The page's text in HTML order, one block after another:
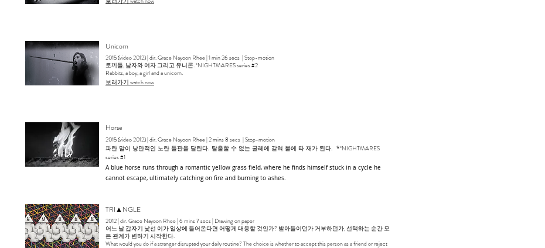
Unicorn
2015 (video 2012) | dir. Grace Nayoon Rhee | 1 min 26 secs | Stop-motion
토끼들, 남자와 여자 그리고 유니콘. *NIGHTMARES series #2
Rabbits, a boy, a girl and a unicorn.
보러가기 watch now
Horse
2015 (video 2012) | dir. Grace Nayoon Rhee | 2 mins 8 secs | Stop-motion
파란 말이 낭만적인 노란 들판을 달린다. 탈출할 수 없는 굴레에 갇혀 불에 타 재가 된다. **NIGHTMARES
series #1
A blue horse runs through a romantic yellow grass field, where he finds himself stuck in a cycle he
cannot escape, ultimately catching on fire and burning to ashes.
TRI▲NGLE
2012 | dir. Grace Nayoon Rhee | 6 mins 7 secs | Drawing on paper
어느 날 갑자기 낯선 이가 일상에 들어온다면 어떻게 대응할 것인가? 받아들이던가 거부하던가, 선택하는 순간 모
든 관계가 변하기 시작한다.
What would you do if a stranger disrupted your daily routine? The choice is whether to accept this person as a friend or reject